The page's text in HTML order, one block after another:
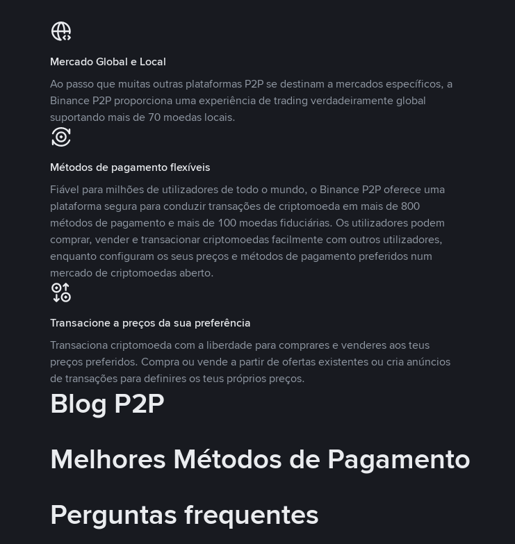
Mercado Global e Local
Ao passo que muitas outras plataformas P2P se destinam a mercados específicos, a
Binance P2P proporciona uma experiência de trading verdadeiramente global
suportando mais de 70 moedas locais.
Métodos de pagamento flexíveis
Fiável para milhões de utilizadores de todo o mundo, o Binance P2P oferece uma
plataforma segura para conduzir transações de criptomoeda em mais de 800
métodos de pagamento e mais de 100 moedas fiduciárias. Os utilizadores podem
comprar, vender e transacionar criptomoedas facilmente com outros utilizadores,
enquanto configuram os seus preços e métodos de pagamento preferidos num
mercado de criptomoedas aberto.
Transacione a preços da sua preferência
Transaciona criptomoeda com a liberdade para comprares e venderes aos teus
preços preferidos. Compra ou vende a partir de ofertas existentes ou cria anúncios
de transações para definires os teus próprios preços.
Blog P2P
Melhores Métodos de Pagamento
Perguntas frequentes